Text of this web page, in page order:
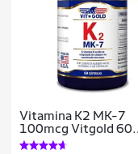
Vitamina K2 MK-7
100mcg Vitgold 60
cápsulas